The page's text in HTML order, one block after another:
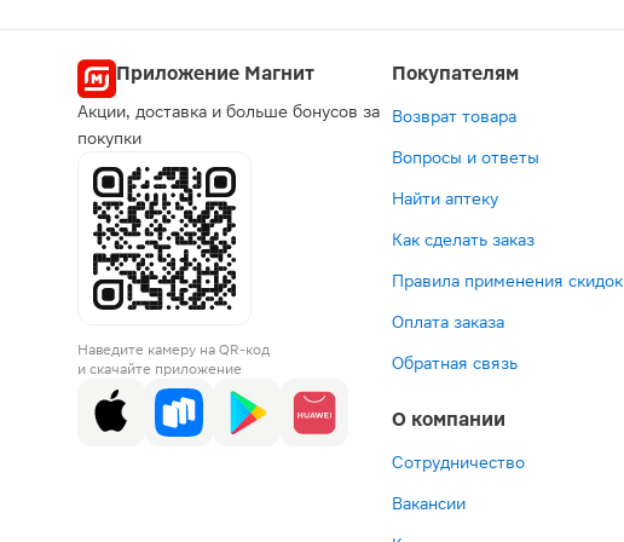
Приложение Магнит
Акции, доставка и больше бонусов за
покупки
Наведите камеру на QR-код
и скачайте приложение
Покупателям
Возврат товара
Вопросы и ответы
Найти аптеку
Как сделать заказ
Правила применения скидок
Оплата заказа
Обратная связь
О компании
Сотрудничество
Вакансии